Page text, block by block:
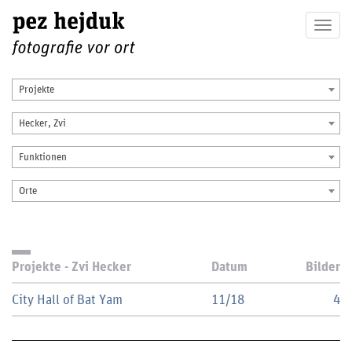
Projekte
Hecker, Zvi
Funktionen
Orte
Projekte - Zvi Hecker Datum
Bilder
City Hall of Bat Yam
11/18 4